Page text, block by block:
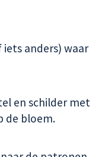
anders) waar
en schilder met
de bloem.